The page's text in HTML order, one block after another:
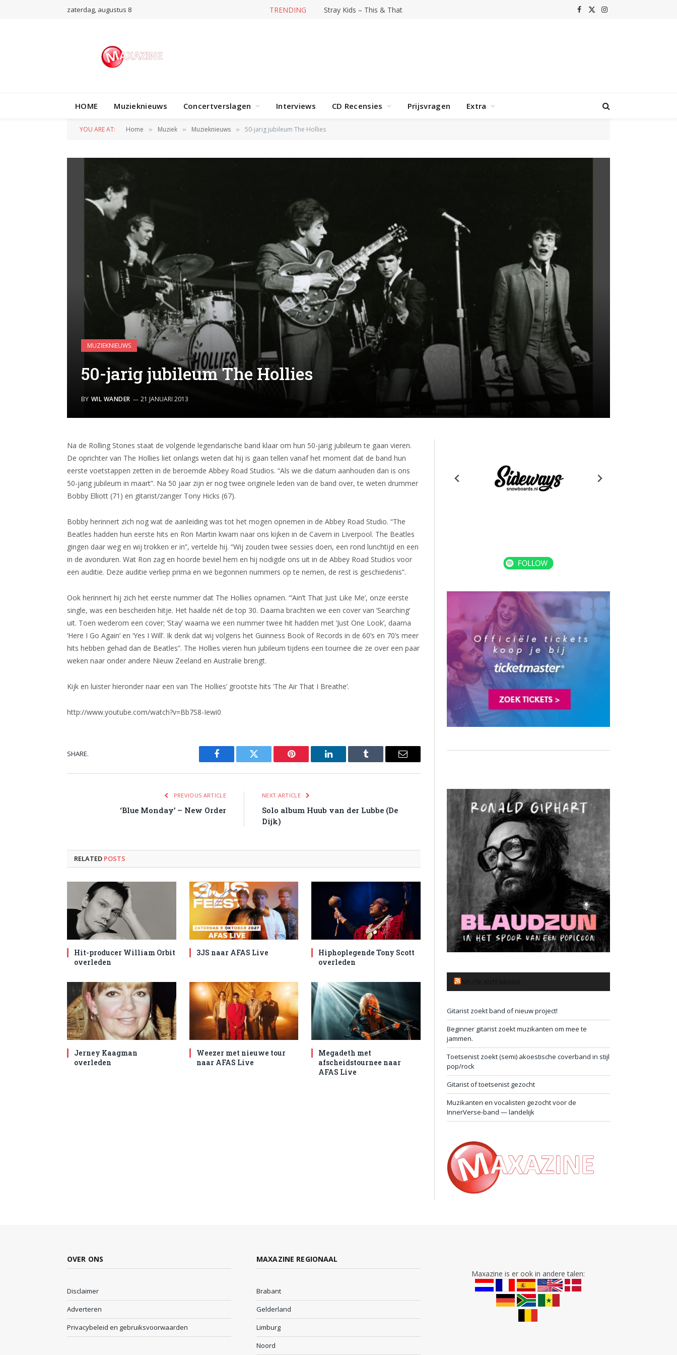
zaterdag, augustus 8 TRENDING Stray Kids – This & That Facebook
X
Instagram
HOME Muzieknieuws Concertverslagen Interviews CD Recensies Prijsvragen Extra
YOU ARE AT: Home » Muziek » Muzieknieuws » 50-jarig jubileum The Hollies
MUZIEKNIEUWS
50-jarig jubileum The Hollies
BY WIL WANDER 21 JANUARI 2013
Na de Rolling Stones staat de volgende legendarische band klaar om hun 50-jarig jubileum te gaan vieren.
De oprichter van The Hollies liet onlangs weten dat hij is gaan tellen vanaf het moment dat de band hun
eerste voetstappen zetten in de beroemde Abbey Road Studios. “Als we die datum aanhouden dan is ons
50-jarig jubileum in maart”. Na 50 jaar zijn er nog twee originele leden van de band over, te weten drummer
Bobby Elliott (71) en gitarist/zanger Tony Hicks (67).
Bobby herinnert zich nog wat de aanleiding was tot het mogen opnemen in de Abbey Road Studio. “The
Beatles hadden hun eerste hits en Ron Martin kwam naar ons kijken in de Cavern in Liverpool. The Beatles
gingen daar weg en wij trokken er in”, vertelde hij. “Wij zouden twee sessies doen, een rond lunchtijd en een
in de avonduren. Wat Ron zag en hoorde beviel hem en hij nodigde ons uit in de Abbey Road Studios voor
een auditie. Deze auditie verliep prima en we begonnen nummers op te nemen, de rest is geschiedenis”.
Ook herinnert hij zich het eerste nummer dat The Hollies opnamen. “‘Ain’t That Just Like Me’, onze eerste
single, was een bescheiden hitje. Het haalde nét de top 30. Daarna brachten we een cover van ‘Searching’
uit. Toen wederom een cover; ‘Stay’ waarna we een nummer twee hit hadden met ‘Just One Look’, daarna
‘Here I Go Again’ en ‘Yes I Will’. Ik denk dat wij volgens het Guinness Book of Records in de 60’s en 70’s meer
hits hebben gehad dan de Beatles”. The Hollies vieren hun jubileum tijdens een tournee die ze over een paar
weken naar onder andere Nieuw Zeeland en Australie brengt.
Kijk en luister hieronder naar een van The Hollies’ grootste hits ‘The Air That I Breathe’.
http://www.youtube.com/watch?v=Bb7S8-Iewi0
SHARE.
Facebook Twitter Pinterest LinkedIn Tumblr Email
PREVIOUS ARTICLE
‘Blue Monday’ – New Order
NEXT ARTICLE
Solo album Huub van der Lubbe (De
Dijk)
RELATED POSTS
Hit-producer William Orbit
overleden
3JS naar AFAS Live
Hiphoplegende Tony Scott
overleden
Jerney Kaagman
overleden
Weezer met nieuwe tour
naar AFAS Live
Megadeth met
afscheidstournee naar
AFAS Live
Gitarist zoekt band of nieuw project!
Beginner gitarist zoekt muzikanten om mee te
jammen.
Toetsenist zoekt (semi) akoestische coverband in stijl
pop/rock
Gitarist of toetsenist gezocht
Muzikanten en vocalisten gezocht voor de
InnerVerse-band — landelijk
OVER ONS
Disclaimer
Adverteren
Privacybeleid en gebruiksvoorwaarden
MAXAZINE REGIONAAL
Brabant
Gelderland
Limburg
Noord
Maxazine is er ook in andere talen: